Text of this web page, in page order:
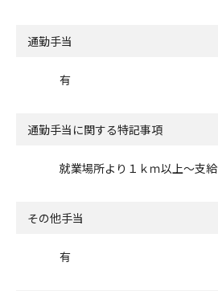
通勤手当
有
通勤手当に関する特記事項
就業場所より１ｋｍ以上～支給
その他手当
有